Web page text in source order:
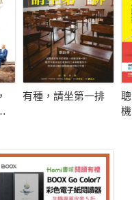
有種，請坐第一排